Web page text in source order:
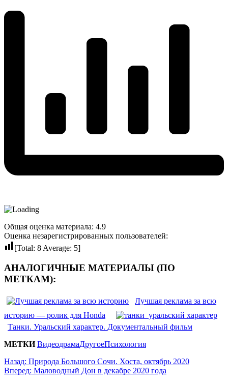
Общая оценка материала: 4.9
Оценка незарегистрированных пользователей:
[Total: 8 Average: 5]
АНАЛОГИЧНЫЕ МАТЕРИАЛЫ (ПО
МЕТКАМ):
Лучшая реклама за всю
историю — ролик для Honda
Танки. Уральский характер. Документальный фильм
МЕТКИВидеодрамаДругоеПсихология
Назад: Природа Большого Сочи. Хоста, октябрь 2020
Вперед: Маловодный Дон в декабре 2020 года